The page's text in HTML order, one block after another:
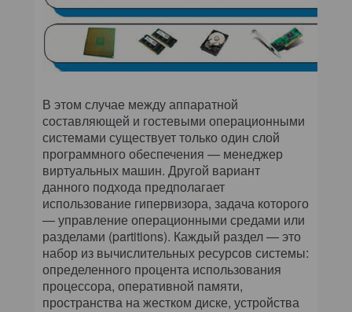
В этом случае между аппаратной
составляющей и гостевыми операционными
системами существует только один слой
программного обеспечения — менеджер
виртуальных машин. Другой вариант
данного подхода предполагает
использование гипервизора, задача которого
— управление операционными средами или
разделами (partitions). Каждый раздел — это
набор из вычислительных ресурсов системы:
определенного процента использования
процессора, оперативной памяти,
пространства на жестком диске, устройства